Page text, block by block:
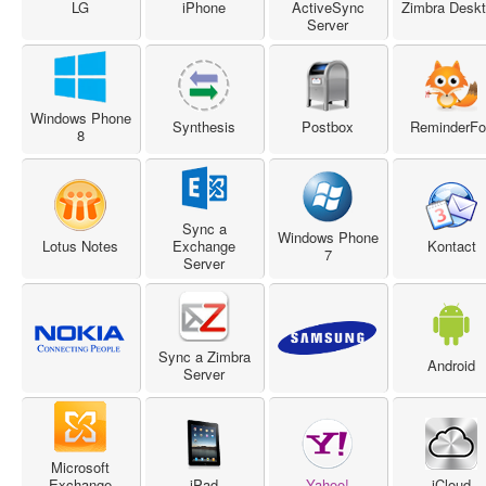
LG iPhone
ActiveSync
Server
Zimbra
Windows Phone
8
Synthesis Postbox
Lotus Notes
Sync a
Exchange
Server
Windows Phone
7
Kontact
Sync a Zimbra
Server
Android
Microsoft